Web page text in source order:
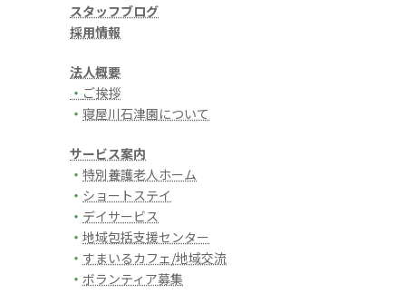
スタッフブログ
採用情報
法人概要
・ ご挨拶
・ 寝屋川石津園について
サービス案内
・ 特別養護老人ホーム
・ ショートステイ
・ デイサービス
・ 地域包括支援センター
・ すまいるカフェ/地域交流
・ ボランティア募集